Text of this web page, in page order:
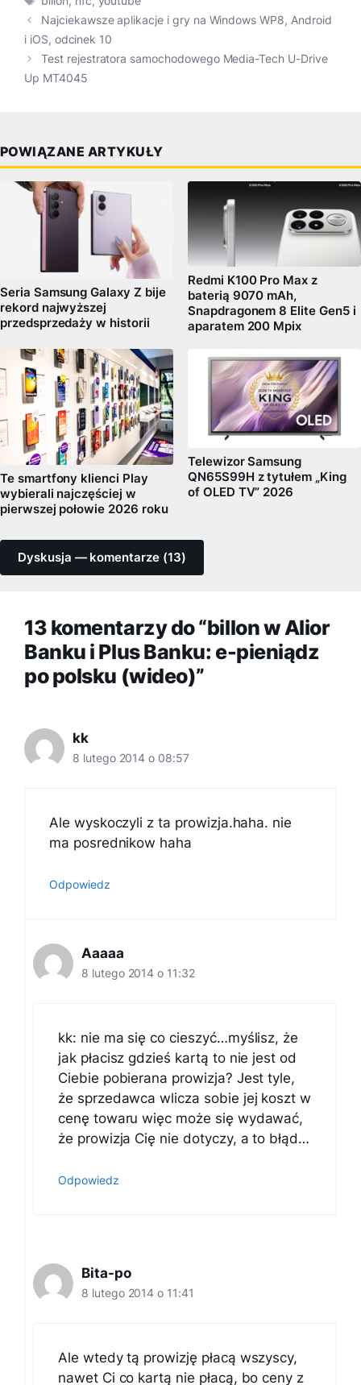
Najciekawsze aplikacje i gry na Windows WP8, Android
i iOS, odcinek 10
Test rejestratora samochodowego Media-Tech U-Drive
Up MT4045
POWIĄZANE ARTYKUŁY
Seria Samsung Galaxy Z bije
rekord najwyższej
przedsprzedaży w historii
Redmi K100 Pro Max z
baterią 9070 mAh,
Snapdragonem 8 Elite Gen5 i
aparatem 200 Mpix
Te smartfony klienci Play
wybierali najczęściej w
pierwszej połowie 2026 roku
Telewizor Samsung
QN65S99H z tytułem „King
of OLED TV” 2026
Dyskusja — komentarze (13)
13 komentarzy do “billon w Alior
Banku i Plus Banku: e-pieniądz
po polsku (wideo)”
kk
8 lutego 2014 o 08:57
Ale wyskoczyli z ta prowizja.haha. nie
ma posrednikow haha
Odpowiedz
Aaaaa
8 lutego 2014 o 11:32
kk: nie ma się co cieszyć…myślisz, że
jak płacisz gdzieś kartą to nie jest od
Ciebie pobierana prowizja? Jest tyle,
że sprzedawca wlicza sobie jej koszt w
cenę towaru więc może się wydawać,
że prowizja Cię nie dotyczy, a to błąd…
Odpowiedz
Bita-po
8 lutego 2014 o 11:41
Ale wtedy tą prowizję płacą wszyscy,
nawet Ci co kartą nie płacą, bo ceny z